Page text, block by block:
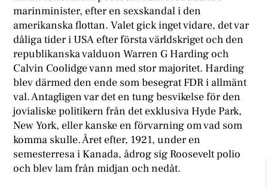
marinminister, efter en sexskandal i den
amerikanska flottan. Valet gick inget vidare, det var
dåliga tider i USA efter första världskriget och den
republikanska valduon Warren G Harding och
Calvin Coolidge vann med stor majoritet. Harding
blev därmed den ende som besegrat FDR i allmänt
val. Antagligen var det en tung besvikelse för den
jovialiske politikern från det exklusiva Hyde Park,
New York, eller kanske en förvarning om vad som
komma skulle. Året efter, 1921, under en
semesterresa i Kanada, ådrog sig Roosevelt polio
och blev lam från midjan och nedåt.